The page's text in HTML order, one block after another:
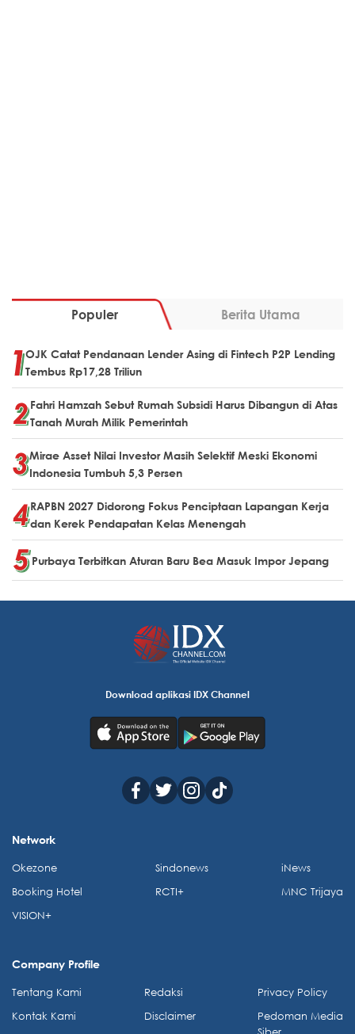
Populer Berita Utama
OJK Catat Pendanaan Lender Asing di Fintech P2P Lending
Tembus Rp17,28 Triliun
Fahri Hamzah Sebut Rumah Subsidi Harus Dibangun di Atas
Tanah Murah Milik Pemerintah
Mirae Asset Nilai Investor Masih Selektif Meski Ekonomi
Indonesia Tumbuh 5,3 Persen
RAPBN 2027 Didorong Fokus Penciptaan Lapangan Kerja
dan Kerek Pendapatan Kelas Menengah
Purbaya Terbitkan Aturan Baru Bea Masuk Impor Jepang
Download aplikasi IDX Channel
Network
Okezone
Booking Hotel
VISION+
Sindonews
RCTI+
iNews
MNC Trijaya
Company Profile
Tentang Kami
Kontak Kami
Redaksi
Disclaimer
Privacy Policy
Pedoman Media